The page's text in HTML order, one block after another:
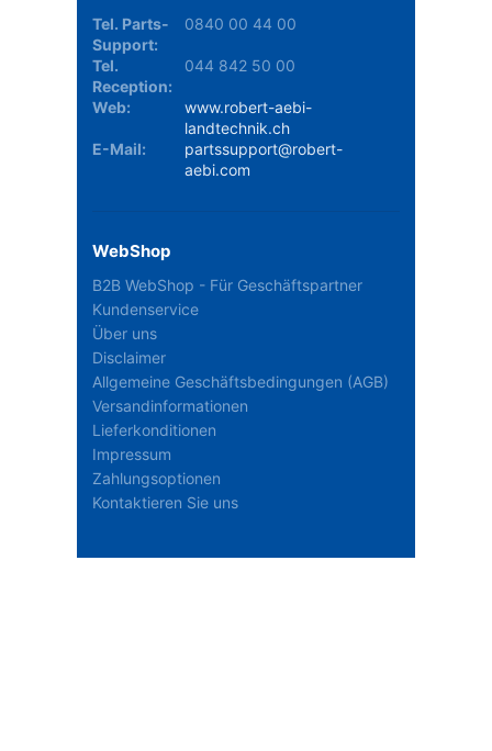
Tel. Parts-
Support:
0840 00 44 00
Tel.
Reception:
044 842 50 00
Web:
www.robert-aebi-
landtechnik.ch
E-Mail:
partssupport@robert-
aebi.com
WebShop
B2B WebShop - Für Geschäftspartner
Kundenservice
Über uns
Disclaimer
Allgemeine Geschäftsbedingungen (AGB)
Versandinformationen
Lieferkonditionen
Impressum
Zahlungsoptionen
Kontaktieren Sie uns